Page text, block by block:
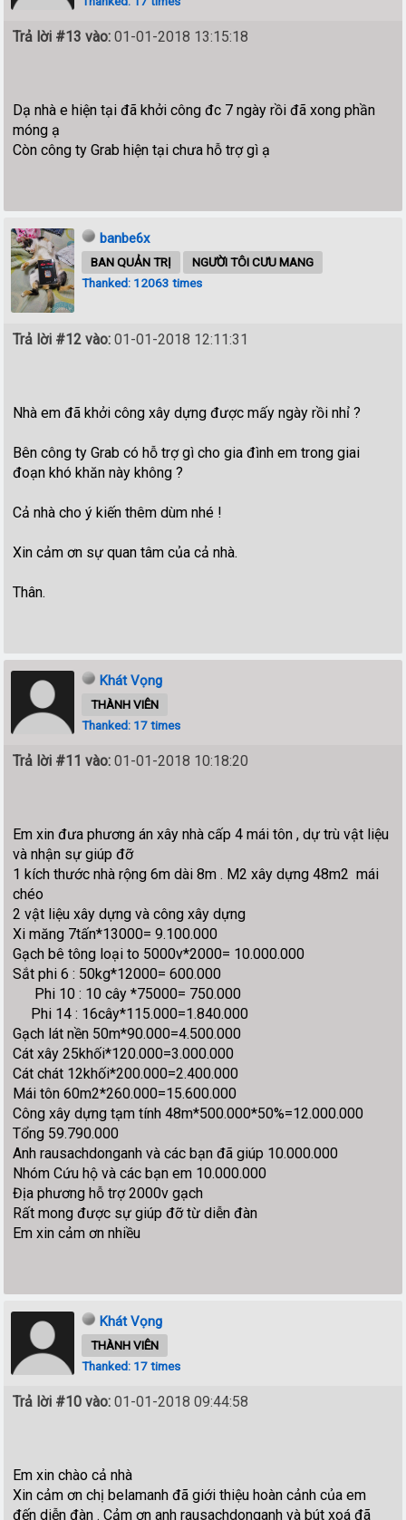
Trả lời #13 vào: 01-01-2018 13:15:18
Dạ nhà e hiện tại đã khởi công đc 7 ngày rồi đã xong phần
móng ạ
Còn công ty Grab hiện tại chưa hỗ trợ gì ạ
banbe6x
BAN QUẢN TRỊ
NGƯỜI TÔI CƯU MANG
Thanked: 12063 times
Trả lời #12 vào: 01-01-2018 12:11:31
Nhà em đã khởi công xây dựng được mấy ngày rồi nhỉ ?
Bên công ty Grab có hỗ trợ gì cho gia đình em trong giai
đoạn khó khăn này không ?
Cả nhà cho ý kiến thêm dùm nhé !
Xin cảm ơn sự quan tâm của cả nhà.
Thân.
Khát Vọng
THÀNH VIÊN
Thanked: 17 times
Trả lời #11 vào: 01-01-2018 10:18:20
Em xin đưa phương án xây nhà cấp 4 mái tôn , dự trù vật liệu
và nhận sự giúp đỡ
1 kích thước nhà rộng 6m dài 8m . M2 xây dựng 48m2 mái
chéo
2 vật liệu xây dựng và công xây dựng
Xi măng 7tấn*13000= 9.100.000
Gạch bê tông loại to 5000v*2000= 10.000.000
Sắt phi 6 : 50kg*12000= 600.000
Phi 10 : 10 cây *75000= 750.000
Phi 14 : 16cây*115.000=1.840.000
Gạch lát nền 50m*90.000=4.500.000
Cát xây 25khối*120.000=3.000.000
Cát chát 12khối*200.000=2.400.000
Mái tôn 60m2*260.000=15.600.000
Công xây dựng tạm tính 48m*500.000*50%=12.000.000
Tổng 59.790.000
Anh rausachdonganh và các bạn đã giúp 10.000.000
Nhóm Cứu hộ và các bạn em 10.000.000
Địa phương hỗ trợ 2000v gạch
Rất mong được sự giúp đỡ từ diễn đàn
Em xin cảm ơn nhiều
Khát Vọng
THÀNH VIÊN
Thanked: 17 times
Trả lời #10 vào: 01-01-2018 09:44:58
Em xin chào cả nhà
Xin cảm ơn chị belamanh đã giới thiệu hoàn cảnh của em
đến diễn đàn . Cảm ơn anh rausachdonganh và bút xoá đã